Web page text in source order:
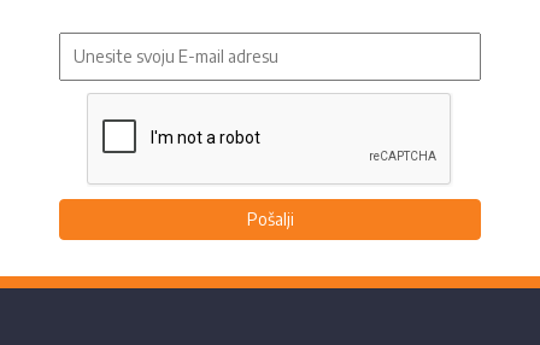
Pošalji